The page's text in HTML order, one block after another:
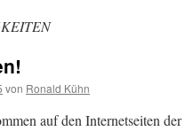
von Ronald Kühn
auf den Internetseiten